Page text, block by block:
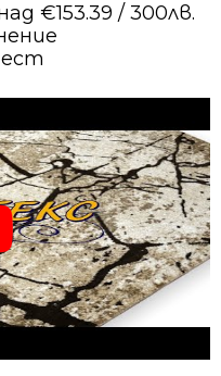
€153.39 / 300лв.